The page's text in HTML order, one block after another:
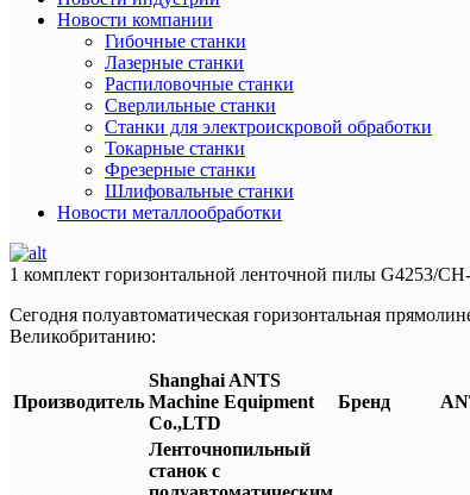
Новости компании
Гибочные станки
Лазерные станки
Распиловочные станки
Сверлильные станки
Станки для электроискровой обработки
Токарные станки
Фрезерные станки
Шлифовальные станки
Новости металлообработки
1 комплект горизонтальной ленточной пилы G4253/
Сегодня полуавтоматическая горизонтальная
Великобританию:
Производитель
Shanghai ANTS
Machine Equipment
Co.,LTD
Бренд
Ленточнопильный
станок с